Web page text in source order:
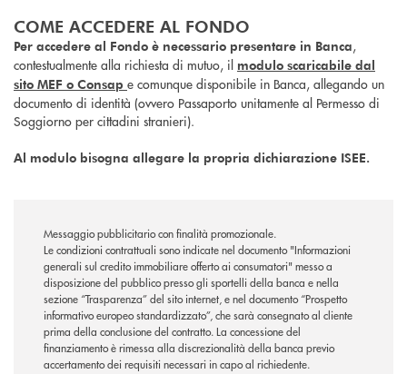
COME ACCEDERE AL FONDO
Per accedere al Fondo è necessario presentare in Banca,
contestualmente alla richiesta di mutuo, il modulo scaricabile dal
sito MEF o Consap e comunque disponibile in Banca, allegando un
documento di identità (ovvero Passaporto unitamente al Permesso di
Soggiorno per cittadini stranieri).
Al modulo bisogna allegare la propria dichiarazione ISEE.
Messaggio pubblicitario con finalità promozionale.
Le condizioni contrattuali sono indicate nel documento "Informazioni
generali sul credito immobiliare offerto ai consumatori" messo a
disposizione del pubblico presso gli sportelli della banca e nella
sezione “Trasparenza” del sito internet, e nel documento “Prospetto
informativo europeo standardizzato”, che sarà consegnato al cliente
prima della conclusione del contratto. La concessione del
finanziamento è rimessa alla discrezionalità della banca previo
accertamento dei requisiti necessari in capo al richiedente.